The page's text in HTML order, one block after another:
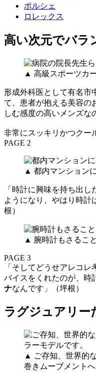
ポルシェ
ロレックス
高い次元でバラ
▲ 高級スポーツカ
形成外科医として有名市
て、患者が抱える美容の
しむ感度の高いメンズな
非常にスッキリかつクー
PAGE 2
▲ 都内マンション
「時計に興味を持ち出
ようになり、やはり時計
根）
▲ 腕時計もさるこ
PAGE 3
「そしてどうせアレコ
バイスをくれたのが、時
ナなんです」（坪根）
ラグジュアリー
▲ ご存知、世界的
巻きムーブメント